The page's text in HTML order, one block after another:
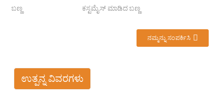
ಬಣ್ಣ
ಕಸ್ಟಮೈಸ್ ಮಾಡಿದ ಬಣ್ಣ
ನಮ್ಮನ್ನು ಸಂಪರ್ಕಿಸಿ
ಉತ್ಪನ್ನ ವಿವರಗಳು